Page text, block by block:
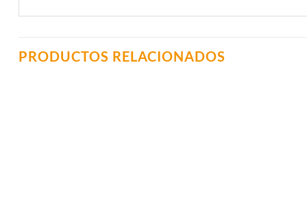
PRODUCTOS RELACIONADOS